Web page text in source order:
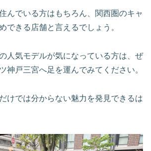
んでいる方はもちろん、関西圏のキャ
できる店舗と言えるでしょう。
人気モデルが気になっている方は、ぜ
神戸三宮へ足を運んでみてください。
けでは分からない魅力を発見できるは